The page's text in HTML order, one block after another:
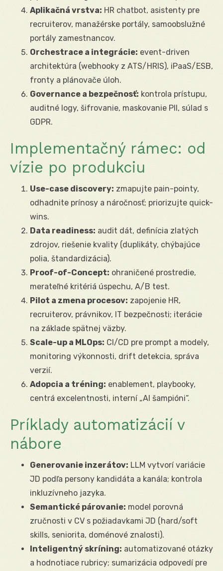
Aplikačná vrstva: HR chatbot, asistenty pre
recruiterov, manažérske portály, samoobslužné
portály zamestnancov.
Orchestrace a integrácie: event-driven
architektúra (webhooky z ATS/HRIS), iPaaS/ESB,
fronty a plánovače úloh.
Governance a bezpečnosť: kontrola prístupu,
auditné logy, šifrovanie, maskovanie PII, súlad s
GDPR.
Implementačný rámec: od
vízie po produkciu
Use-case discovery: zmapujte pain-pointy,
odhadnite prínosy a náročnosť; priorizujte quick-
wins.
Data readiness: audit dát, definícia zlatých
zdrojov, riešenie kvality (duplikáty, chýbajúce
polia, štandardizácia).
Proof-of-Concept: ohraničené prostredie,
merateľné kritériá úspechu, A/B test.
Pilot a zmena procesov: zapojenie HR,
recruiterov, právnikov, IT bezpečnosti; iterácie
na základe spätnej väzby.
Scale-up a MLOps: CI/CD pre prompt a modely,
monitoring výkonnosti, drift detekcia, správa
verzií.
Adopcia a tréning: enablement, playbooky,
centrá excelentnosti, interní „AI šampióni“.
Príklady automatizácií v
nábore
Generovanie inzerátov: LLM vytvorí variácie
JD podľa persony kandidáta a kanála; kontrola
inkluzívneho jazyka.
Semantické párovanie: model porovná
zručnosti v CV s požiadavkami JD (hard/soft
skills, seniorita, doménové znalosti).
Inteligentný skríning: automatizované otázky
a hodnotiace rubricy; sumarizácia odpovedí pre